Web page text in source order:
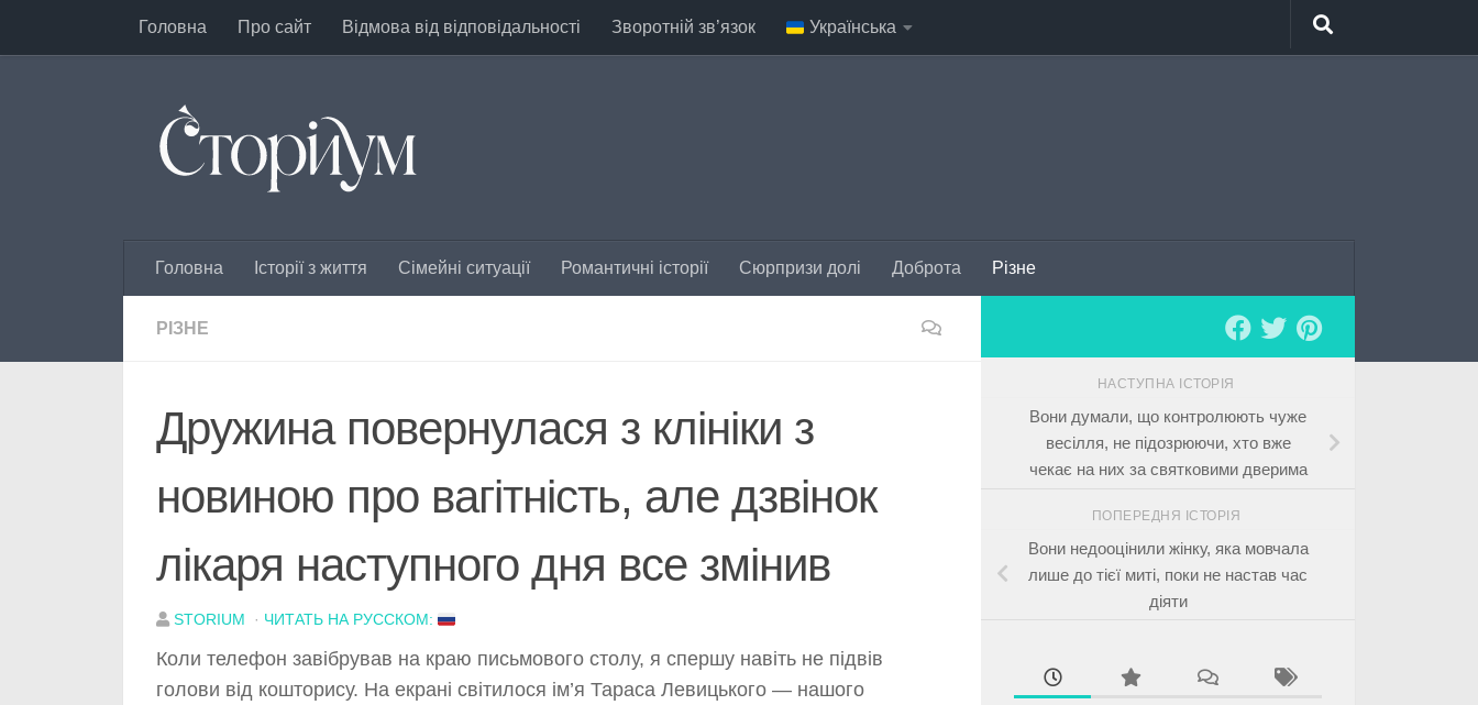
Перейти до вмісту
Головна Про сайт Відмова від відповідальності Зворотній зв’язок Українська
Головна Історії з життя Сімейні ситуації Романтичні історії Сюрпризи долі Доброта Різне
РІЗНЕ
Дружина повернулася з клініки з
новиною про вагітність, але дзвінок
лікаря наступного дня все змінив
STORIUM · ЧИТАТЬ НА РУССКОМ:
Коли телефон завібрував на краю письмового столу, я спершу навіть не підвів
голови від кошторису. На екрані світилося ім’я Тараса Левицького — нашого
НАСТУПНА ІСТОРІЯ
Вони думали, що контролюють чуже
весілля, не підозрюючи, хто вже
чекає на них за святковими дверима
ПОПЕРЕДНЯ ІСТОРІЯ
Вони недооцінили жінку, яка мовчала
лише до тієї миті, поки не настав час
діяти